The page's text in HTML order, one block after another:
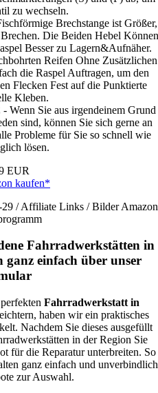
zu wechseln.
Brechstange ist Größer,
Die Beiden Hebel Können
Besser zu Lagern&Aufnäher.
Reifen Ohne Zusätzlichen
die Raspel Auftragen, um den
Flecken Fest auf die Punktierte
Kleben.
Sie aus irgendeinem Grund
sind, können Sie sich gerne an
Probleme für Sie so schnell wie
lösen.
EUR
kaufen*
/ Affiliate Links / Bilder Amazon
Fahrradwerkstätten in
ganz einfach über unser
Fahrradwerkstatt in
haben wir ein praktisches
Nachdem Sie dieses ausgefüllt
in der Region Sie
für die Reparatur unterbreiten. So
ganz einfach und unverbindlich
zur Auswahl.